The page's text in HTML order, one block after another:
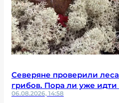
Северяне проверили
грибов. Пора ли уже идти
06.08.2026, 14:58